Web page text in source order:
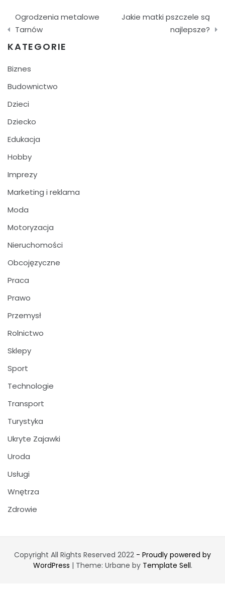
Nawigacja
wpisu
Ogrodzenia metalowe
Tarnów
Jakie matki pszczele są
najlepsze?
KATEGORIE
Biznes
Budownictwo
Dzieci
Dziecko
Edukacja
Hobby
Imprezy
Marketing i reklama
Moda
Motoryzacja
Nieruchomości
Obcojęzyczne
Praca
Prawo
Przemysł
Rolnictwo
Sklepy
Sport
Technologie
Transport
Turystyka
Ukryte Zajawki
Uroda
Usługi
Wnętrza
Zdrowie
Copyright All Rights Reserved 2022 - Proudly powered by
WordPress | Theme: Urbane by Template Sell.